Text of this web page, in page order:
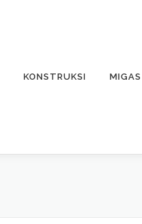
KONSTRUKSI MIGAS